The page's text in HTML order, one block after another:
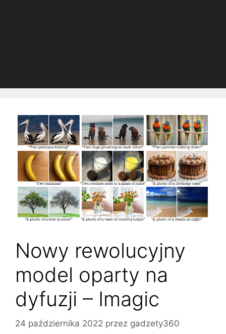
Nowy rewolucyjny
model oparty na
dyfuzji – Imagic
24 października 2022 przez gadzety360